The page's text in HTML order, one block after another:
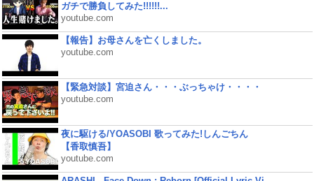
ガチで勝負してみた!!!!!!...
youtube.com
【報告】お母さんを亡くしました。
youtube.com
【緊急対談】宮迫さん・・・ぶっちゃけ・・・・
youtube.com
夜に駆ける/YOASOBI 歌ってみた!しんごちん
【香取慎吾】
youtube.com